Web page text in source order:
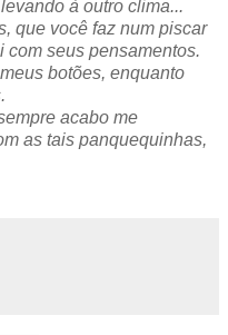
à outro clima...
que você faz num piscar
seus pensamentos.
botões, enquanto
acabo me
as tais panquequinhas,